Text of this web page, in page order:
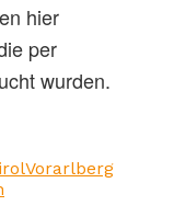
hier
per
wurden.
Vorarlberg